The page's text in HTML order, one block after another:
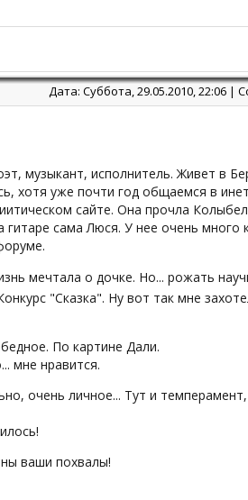
Дата: Суббота, 29.05.2010, 22:06 |
музыкант, исполнитель. Живет в
хотя уже почти год общаемся в
сайте. Она прочла
гитаре сама Люся. У нее очень много
мечтала о дочке. Но... рожать
"Сказка". Ну вот так мне
По картине Дали.
мне нравится.
очень личное... Тут и
ваши похвалы!